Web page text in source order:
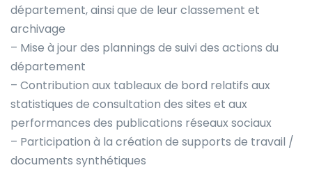
département, ainsi que de leur classement et
archivage
– Mise à jour des plannings de suivi des actions du
département
– Contribution aux tableaux de bord relatifs aux
statistiques de consultation des sites et aux
performances des publications réseaux sociaux
– Participation à la création de supports de travail /
documents synthétiques